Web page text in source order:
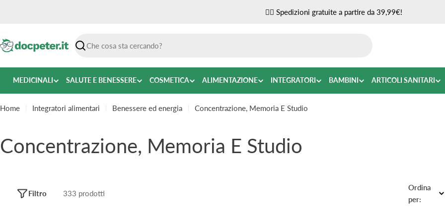
✌🏼 Spedizioni gratuite a partire da 39,99€!
Ricerca
MEDICINALI SALUTE E BENESSERE COSMETICA ALIMENTAZIONE INTEGRATORI BAMBINI ARTICOLI SANITARI
Home Integratori alimentari Benessere ed energia Concentrazione, Memoria E Studio
C
Concentrazione, Memoria E Studio
333 prodotti
Filtro
Ordina
per: